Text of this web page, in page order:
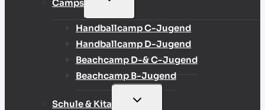
Camps
Handballcamp C-Jugend
Handballcamp D-Jugend
Beachcamp D-& C-Jugend
Beachcamp B-Jugend
Schule & Kita
UNTERMENÜ